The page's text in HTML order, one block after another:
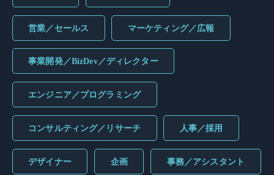
営業／セールス マーケティング／広報
事業開発／BizDev／ディレクター
エンジニア／プログラミング
コンサルティング／リサーチ 人事／採用
デザイナー 企画 事務／アシスタント